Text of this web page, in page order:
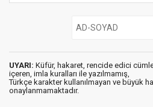
UYARI: Küfür, hakaret, rencide edici
içeren, imla kuralları ile yazılmamış,
Türkçe karakter kullanılmayan ve büyük
onaylanmamaktadır.